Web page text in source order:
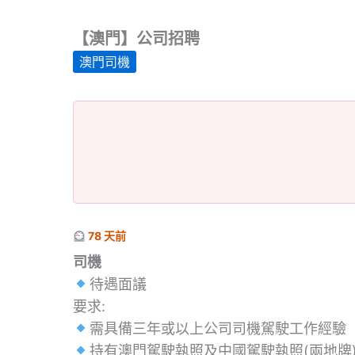
【澳門】公司招聘
澳門司機
78 天前
司機
待遇面議
要求:
需具備三年或以上公司司機駕駛工作經驗
持有澳門駕駛執照及中國駕駛執照(兩地牌)